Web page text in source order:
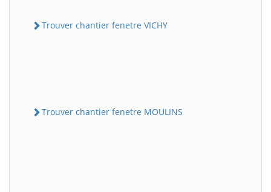
Trouver chantier fenetre VICHY
Trouver chantier fenetre MOULINS